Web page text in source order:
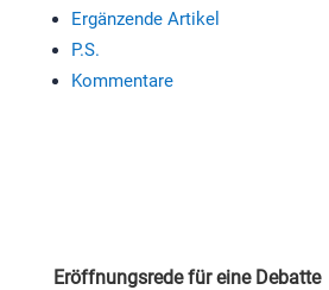
Ergänzende Artikel
P.S.
Kommentare
Eröffnungsrede für eine Debatte